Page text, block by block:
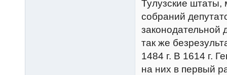
Тулузские штаты,
собраний
законодательной
так же
1484 г. В 1614 г.
на них в первый